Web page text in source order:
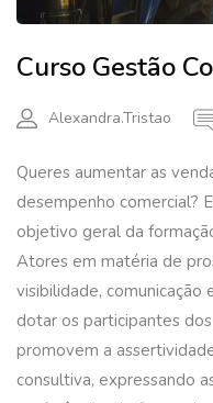
Curso Gestão
Alexandra.tristao
Queres aumentar as
desempenho comercial?
objetivo geral da
Atores em matéria de
visibilidade, comunicação
dotar os participantes
promovem a
consultiva, expressando